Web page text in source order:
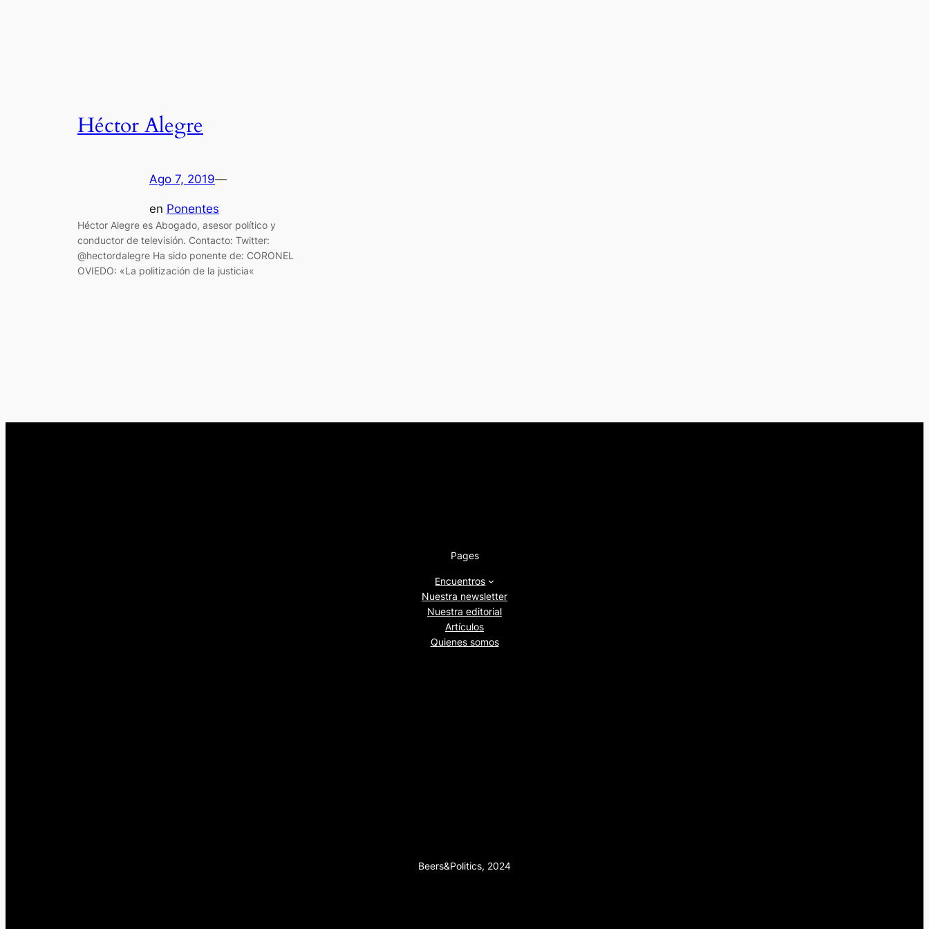
Héctor Alegre
Ago 7, 2019—
en Ponentes
Héctor Alegre es Abogado, asesor político y
conductor de televisión. Contacto: Twitter:
@hectordalegre Ha sido ponente de: CORONEL
OVIEDO: «La politización de la justicia«
Pages
Encuentros
Nuestra newsletter
Nuestra editorial
Artículos
Quienes somos
Beers&Politics, 2024